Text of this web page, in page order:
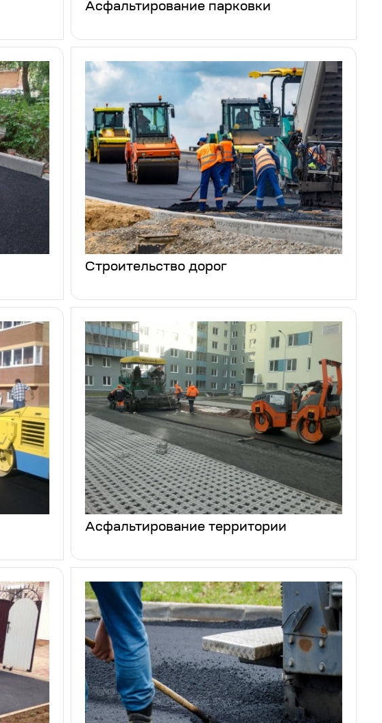
Асфальтирование парковки
Строительство дорог
Асфальтирование территории